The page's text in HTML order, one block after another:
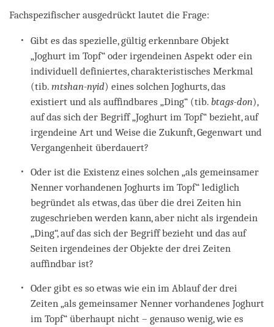
Fachspezifischer ausgedrückt lautet die Frage:
Gibt es das spezielle, gültig erkennbare Objekt
„Joghurt im Topf“ oder irgendeinen Aspekt oder ein
individuell definiertes, charakteristisches Merkmal
(tib.mtshan-nyid) eines solchen Joghurts, das
existiert und als auffindbares „Ding“ (tib. btags-don),
auf das sich der Begriff „Joghurt im Topf“ bezieht, auf
irgendeine Art und Weise die Zukunft, Gegenwart und
Vergangenheit überdauert?
Oder ist die Existenz eines solchen „als gemeinsamer
Nenner vorhandenen Joghurts im Topf“ lediglich
begründet als etwas, das über die drei Zeiten hin
zugeschrieben werden kann, aber nicht als irgendein
„Ding“, auf das sich der Begriff bezieht und das auf
Seiten irgendeines der Objekte der drei Zeiten
auffindbar ist?
Oder gibt es so etwas wie ein im Ablauf der drei
Zeiten „als gemeinsamer Nenner vorhandenes Joghurt
im Topf“ überhaupt nicht – genauso wenig, wie es